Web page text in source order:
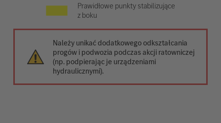
Prawidłowe punkty stabilizujące
z boku
Należy unikać dodatkowego odkształcania
progów i podwozia podczas akcji ratowniczej
(np. podpierając je urządzeniami
hydraulicznymi).